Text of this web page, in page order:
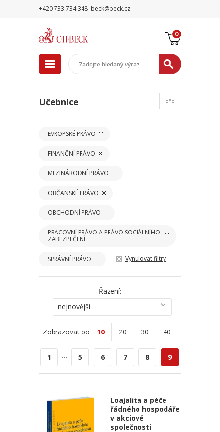
+420 733 734 348 beck@beck.cz
0
Učebnice
EVROPSKÉ PRÁVO
FINANČNÍ PRÁVO
MEZINÁRODNÍ PRÁVO
OBČANSKÉ PRÁVO
OBCHODNÍ PRÁVO
PRACOVNÍ PRÁVO A PRÁVO SOCIÁLNÍHO
ZABEZPEČENÍ
SPRÁVNÍ PRÁVO Vynulovat filtry
Řazení:
nejnovější
Zobrazovat po 10 20 30 40
1 ... 5 6 7 8 9
Loajalita a péče
řádného hospodáře
v akciové
společnosti